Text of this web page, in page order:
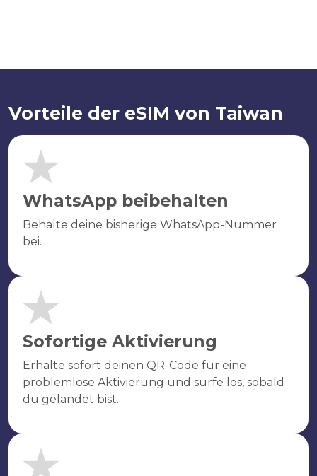
Vorteile der eSIM von Taiwan
WhatsApp beibehalten
Behalte deine bisherige WhatsApp-Nummer
bei.
Sofortige Aktivierung
Erhalte sofort deinen QR-Code für eine
problemlose Aktivierung und surfe los, sobald
du gelandet bist.